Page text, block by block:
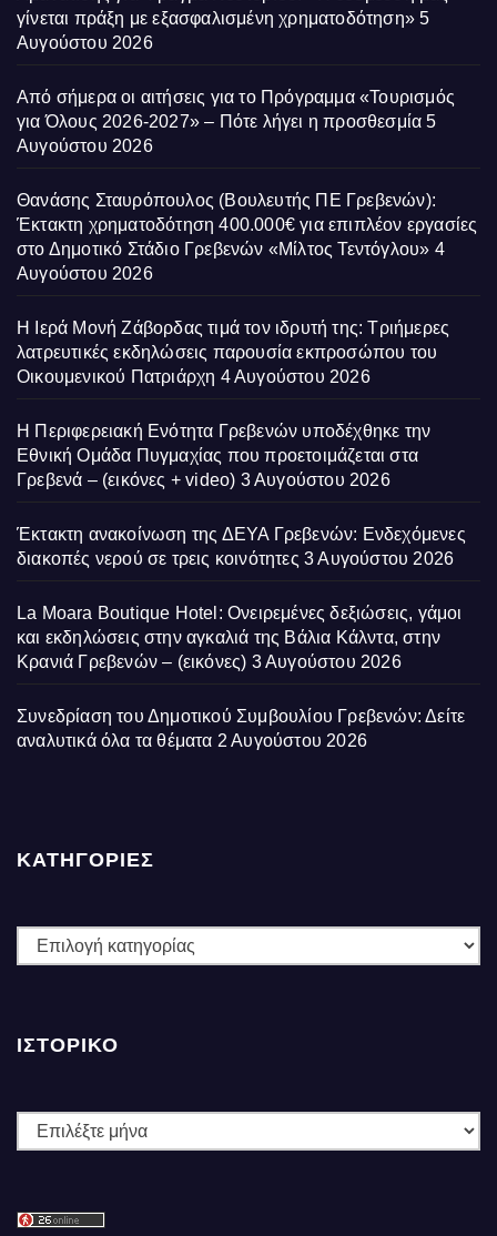
γίνεται πράξη με εξασφαλισμένη χρηματοδότηση» 5
Αυγούστου 2026
Από σήμερα οι αιτήσεις για το Πρόγραμμα «Τουρισμός
για Όλους 2026-2027» – Πότε λήγει η προσθεσμία 5
Αυγούστου 2026
Θανάσης Σταυρόπουλος (Βουλευτής ΠΕ Γρεβενών):
Έκτακτη χρηματοδότηση 400.000€ για επιπλέον εργασίες
στο Δημοτικό Στάδιο Γρεβενών «Μίλτος Τεντόγλου» 4
Αυγούστου 2026
Η Ιερά Μονή Ζάβορδας τιμά τον ιδρυτή της: Τριήμερες
λατρευτικές εκδηλώσεις παρουσία εκπροσώπου του
Οικουμενικού Πατριάρχη 4 Αυγούστου 2026
Η Περιφερειακή Ενότητα Γρεβενών υποδέχθηκε την
Εθνική Ομάδα Πυγμαχίας που προετοιμάζεται στα
Γρεβενά – (εικόνες + video) 3 Αυγούστου 2026
Έκτακτη ανακοίνωση της ΔΕΥΑ Γρεβενών: Ενδεχόμενες
διακοπές νερού σε τρεις κοινότητες 3 Αυγούστου 2026
La Moara Boutique Hotel: Ονειρεμένες δεξιώσεις, γάμοι
και εκδηλώσεις στην αγκαλιά της Βάλια Κάλντα, στην
Κρανιά Γρεβενών – (εικόνες) 3 Αυγούστου 2026
Συνεδρίαση του Δημοτικού Συμβουλίου Γρεβενών: Δείτε
αναλυτικά όλα τα θέματα 2 Αυγούστου 2026
ΚΑΤΗΓΟΡΙΕΣ
ΚΑΤΗΓΟΡΙΕΣ
ΙΣΤΟΡΙΚΌ
Ιστορικό